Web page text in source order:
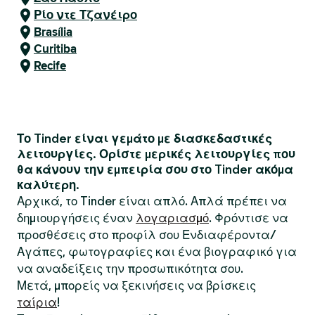
Ρίο ντε Τζανέιρο
Brasília
Curitiba
Recife
Το Tinder είναι γεμάτο με διασκεδαστικές
λειτουργίες. Ορίστε μερικές λειτουργίες που
θα κάνουν την εμπειρία σου στο Tinder ακόμα
καλύτερη.
Αρχικά, το Tinder είναι απλό. Απλά πρέπει να
δημιουργήσεις έναν λογαριασμό. Φρόντισε να
προσθέσεις στο προφίλ σου Ενδιαφέροντα/
Αγάπες, φωτογραφίες και ένα βιογραφικό για
να αναδείξεις την προσωπικότητα σου.
Μετά, μπορείς να ξεκινήσεις να βρίσκεις
ταίρια!